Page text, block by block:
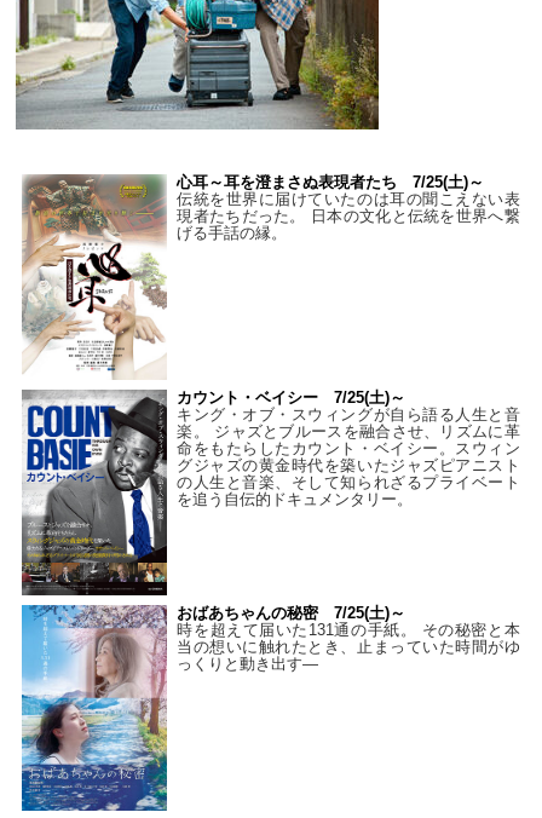
心耳～耳を澄まさぬ表現者たち 7/25(土)～
伝統を世界に届けていたのは耳の聞こえない表
現者たちだった。 日本の文化と伝統を世界へ繋
げる手話の縁。
カウント・ベイシー 7/25(土)～
キング・オブ・スウィングが自ら語る人生と音
楽。 ジャズとブルースを融合させ、リズムに革
命をもたらしたカウント・ベイシー。スウィン
グジャズの黄金時代を築いたジャズピアニスト
の人生と音楽、そして知られざるプライベート
を追う自伝的ドキュメンタリー。
おばあちゃんの秘密 7/25(土)～
時を超えて届いた131通の手紙。 その秘密と本
当の想いに触れたとき、止まっていた時間がゆ
っくりと動き出す―